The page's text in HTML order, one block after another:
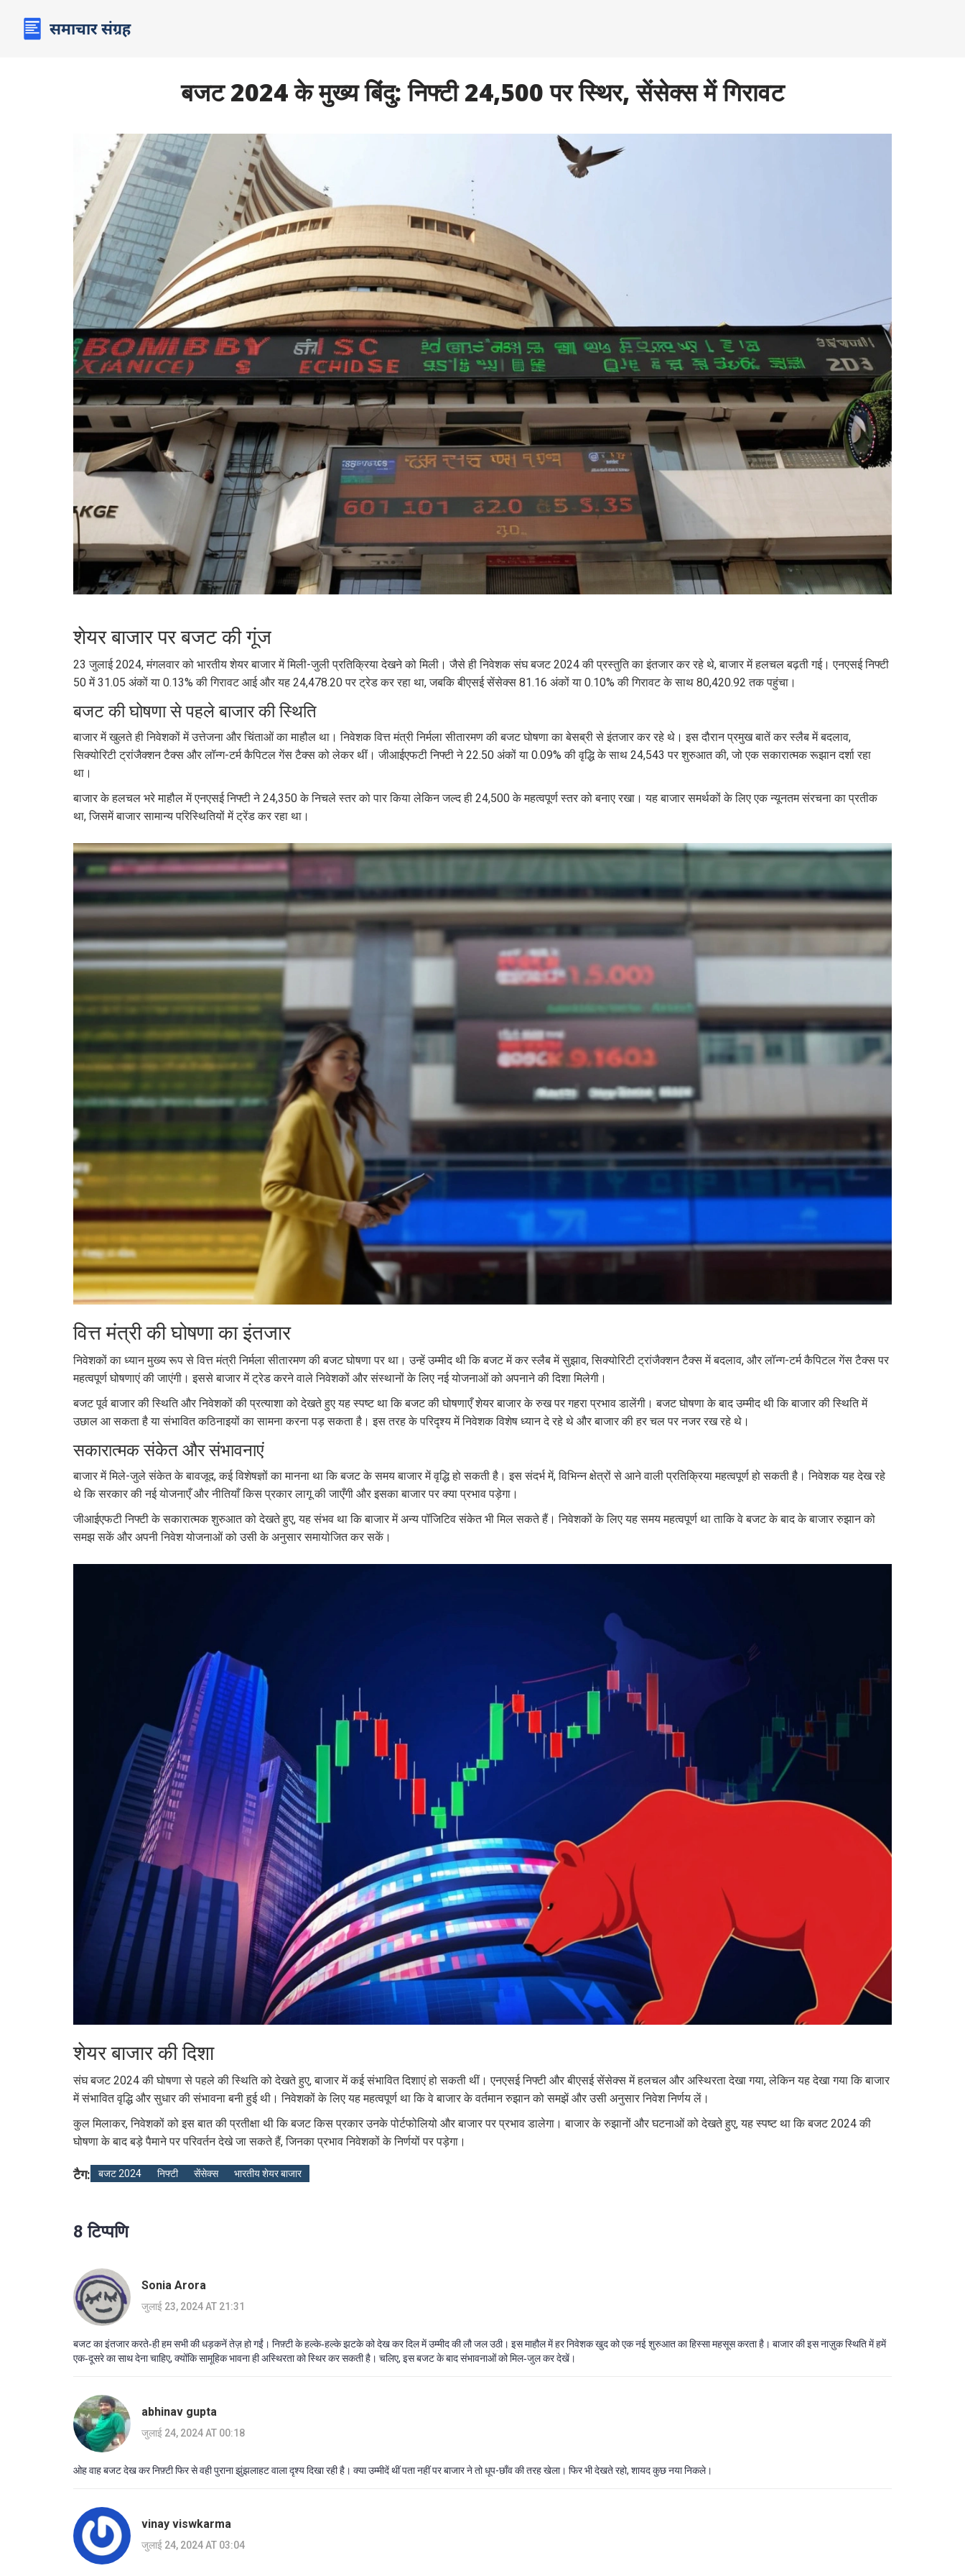
बजट 2024 के मुख्य बिंदु: निफ्टी 24,500 पर स्थिर, सेंसेक्स में गिरावट
शेयर बाजार पर बजट की गूंज
23 जुलाई 2024, मंगलवार को भारतीय शेयर बाजार में मिली-जुली प्रतिक्रिया देखने को मिली। जैसे ही निवेशक संघ बजट 2024 की प्रस्तुति का इंतजार कर रहे थे, बाजार में हलचल बढ़ती गई। एनएसई निफ्टी
50 में 31.05 अंकों या 0.13% की गिरावट आई और यह 24,478.20 पर ट्रेड कर रहा था, जबकि बीएसई सेंसेक्स 81.16 अंकों या 0.10% की गिरावट के साथ 80,420.92 तक पहुंचा।
बजट की घोषणा से पहले बाजार की स्थिति
बाजार में खुलते ही निवेशकों में उत्तेजना और चिंताओं का माहौल था। निवेशक वित्त मंत्री निर्मला सीतारमण की बजट घोषणा का बेसब्री से इंतजार कर रहे थे। इस दौरान प्रमुख बातें कर स्लैब में बदलाव,
सिक्योरिटी ट्रांजैक्शन टैक्स और लॉन्ग-टर्म कैपिटल गेंस टैक्स को लेकर थीं। जीआईएफटी निफ्टी ने 22.50 अंकों या 0.09% की वृद्धि के साथ 24,543 पर शुरुआत की, जो एक सकारात्मक रूझान दर्शा रहा
था।
बाजार के हलचल भरे माहौल में एनएसई निफ्टी ने 24,350 के निचले स्तर को पार किया लेकिन जल्द ही 24,500 के महत्वपूर्ण स्तर को बनाए रखा। यह बाजार समर्थकों के लिए एक न्यूनतम संरचना का प्रतीक
था, जिसमें बाजार सामान्य परिस्थितियों में ट्रेंड कर रहा था।
वित्त मंत्री की घोषणा का इंतजार
निवेशकों का ध्यान मुख्य रूप से वित्त मंत्री निर्मला सीतारमण की बजट घोषणा पर था। उन्हें उम्मीद थी कि बजट में कर स्लैब में सुझाव, सिक्योरिटी ट्रांजैक्शन टैक्स में बदलाव, और लॉन्ग-टर्म कैपिटल गेंस टैक्स पर
महत्वपूर्ण घोषणाएं की जाएंगी। इससे बाजार में ट्रेड करने वाले निवेशकों और संस्थानों के लिए नई योजनाओं को अपनाने की दिशा मिलेगी।
बजट पूर्व बाजार की स्थिति और निवेशकों की प्रत्याशा को देखते हुए यह स्पष्ट था कि बजट की घोषणाएँ शेयर बाजार के रुख पर गहरा प्रभाव डालेंगी। बजट घोषणा के बाद उम्मीद थी कि बाजार की स्थिति में
उछाल आ सकता है या संभावित कठिनाइयों का सामना करना पड़ सकता है। इस तरह के परिदृश्य में निवेशक विशेष ध्यान दे रहे थे और बाजार की हर चल पर नजर रख रहे थे।
सकारात्मक संकेत और संभावनाएं
बाजार में मिले-जुले संकेत के बावजूद, कई विशेषज्ञों का मानना था कि बजट के समय बाजार में वृद्धि हो सकती है। इस संदर्भ में, विभिन्न क्षेत्रों से आने वाली प्रतिक्रिया महत्वपूर्ण हो सकती है। निवेशक यह देख रहे
थे कि सरकार की नई योजनाएँ और नीतियाँ किस प्रकार लागू की जाएँगी और इसका बाजार पर क्या प्रभाव पड़ेगा।
जीआईएफटी निफ्टी के सकारात्मक शुरुआत को देखते हुए, यह संभव था कि बाजार में अन्य पॉजिटिव संकेत भी मिल सकते हैं। निवेशकों के लिए यह समय महत्वपूर्ण था ताकि वे बजट के बाद के बाजार रुझान को
समझ सकें और अपनी निवेश योजनाओं को उसी के अनुसार समायोजित कर सकें।
शेयर बाजार की दिशा
संघ बजट 2024 की घोषणा से पहले की स्थिति को देखते हुए, बाजार में कई संभावित दिशाएं हो सकती थीं। एनएसई निफ्टी और बीएसई सेंसेक्स में हलचल और अस्थिरता देखा गया, लेकिन यह देखा गया कि बाजार
में संभावित वृद्धि और सुधार की संभावना बनी हुई थी। निवेशकों के लिए यह महत्वपूर्ण था कि वे बाजार के वर्तमान रुझान को समझें और उसी अनुसार निवेश निर्णय लें।
कुल मिलाकर, निवेशकों को इस बात की प्रतीक्षा थी कि बजट किस प्रकार उनके पोर्टफोलियो और बाजार पर प्रभाव डालेगा। बाजार के रुझानों और घटनाओं को देखते हुए, यह स्पष्ट था कि बजट 2024 की
घोषणा के बाद बड़े पैमाने पर परिवर्तन देखे जा सकते हैं, जिनका प्रभाव निवेशकों के निर्णयों पर पड़ेगा।
टैग: बजट 2024 निफ्टी सेंसेक्स भारतीय शेयर बाजार
8 टिप्पणि
Sonia Arora
जुलाई 23, 2024 AT 21:31
बजट का इंतजार करते‑ही हम सभी की धड़कनें तेज़ हो गईं। निफ़्टी के हल्के‑हल्के झटके को देख कर दिल में उम्मीद की लौ जल उठी। इस माहौल में हर निवेशक खुद को एक नई शुरुआत का हिस्सा महसूस करता है। बाजार की इस नाज़ुक स्थिति में हमें
एक‑दूसरे का साथ देना चाहिए, क्योंकि सामूहिक भावना ही अस्थिरता को स्थिर कर सकती है। चलिए, इस बजट के बाद संभावनाओं को मिल‑जुल कर देखें।
abhinav gupta
जुलाई 24, 2024 AT 00:18
ओह वाह बजट देख कर निफ़्टी फिर से वही पुराना झुंझलाहट वाला दृश्य दिखा रही है। क्या उम्मीदें थीं पता नहीं पर बाजार ने तो धूप-छाँव की तरह खेला। फिर भी देखते रहो, शायद कुछ नया निकले।
vinay viswkarma
जुलाई 24, 2024 AT 03:04